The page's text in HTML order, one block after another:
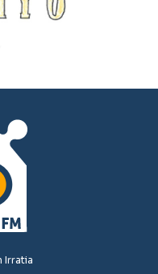
Irratia